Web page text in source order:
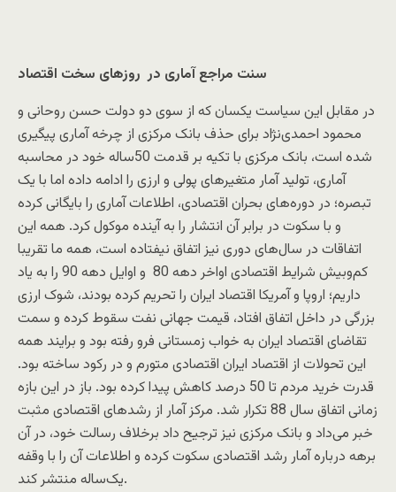
سنت مراجع آماری در روزهای سخت اقتصاد
در مقابل این سیاست یکسان که از سوی دو دولت حسن روحانی و
محمود احمدی‌نژاد برای حذف بانک مرکزی از چرخه آماری پیگیری
شده است، بانک مرکزی با تکیه بر قدمت 50ساله خود در محاسبه
آماری، تولید آمار متغیرهای پولی و ارزی را ادامه داده اما با یک
تبصره؛ در دوره‌های بحران اقتصادی، اطلاعات آماری را بایگانی کرده
و با سکوت در برابر آن انتشار را به آینده موکول کرد. همه این
اتفاقات در سال‌های دوری نیز اتفاق نیفتاده است، همه ما تقریبا
کم‌وبیش شرایط اقتصادی اواخر دهه 80 و اوایل دهه 90 را به یاد
داریم؛ اروپا و آمریکا اقتصاد ایران را تحریم کرده بودند، شوک ارزی
بزرگی در داخل اتفاق افتاد، قیمت جهانی نفت سقوط کرده و سمت
تقاضای اقتصاد ایران به خواب زمستانی فرو رفته بود و برایند همه
این تحولات از اقتصاد ایران اقتصادی متورم و در رکود ساخته بود.
قدرت خرید مردم تا 50 درصد کاهش پیدا کرده بود. باز در این بازه
زمانی اتفاق سال 88 تکرار شد. مرکز آمار از رشدهای اقتصادی مثبت
خبر می‌داد و بانک مرکزی نیز ترجیح داد برخلاف رسالت خود، در آن
برهه درباره آمار رشد اقتصادی سکوت کرده و اطلاعات آن را با وقفه
یک‌ساله منتشر کند.